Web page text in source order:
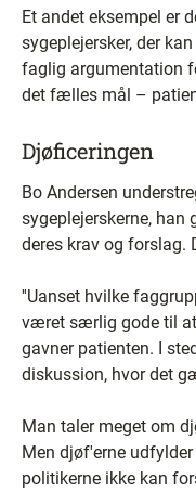
Et andet eksempel er
sygeplejersker, der
faglig argumentation
det fælles mål –
Djøficeringen
Bo Andersen
sygeplejerskerne, han
deres krav og forslag.
''Uanset hvilke
været særlig gode til
gavner patienten. I
diskussion, hvor det
Man taler meget om
Men djøf'erne
politikerne ikke kan